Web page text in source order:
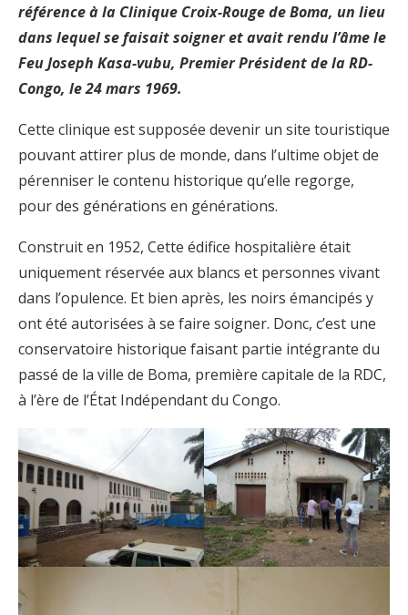
référence à la Clinique Croix-Rouge de Boma, un lieu
dans lequel se faisait soigner et avait rendu l’âme le
Feu Joseph Kasa-vubu, Premier Président de la RD-
Congo, le 24 mars 1969.
Cette clinique est supposée devenir un site touristique
pouvant attirer plus de monde, dans l’ultime objet de
pérenniser le contenu historique qu’elle regorge,
pour des générations en générations.
Construit en 1952, Cette édifice hospitalière était
uniquement réservée aux blancs et personnes vivant
dans l’opulence. Et bien après, les noirs émancipés y
ont été autorisées à se faire soigner. Donc, c’est une
conservatoire historique faisant partie intégrante du
passé de la ville de Boma, première capitale de la RDC,
à l’ère de l’État Indépendant du Congo.